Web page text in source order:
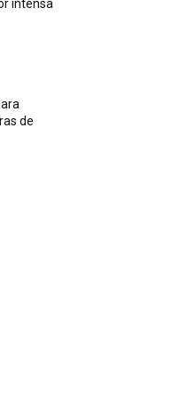
intensa
de